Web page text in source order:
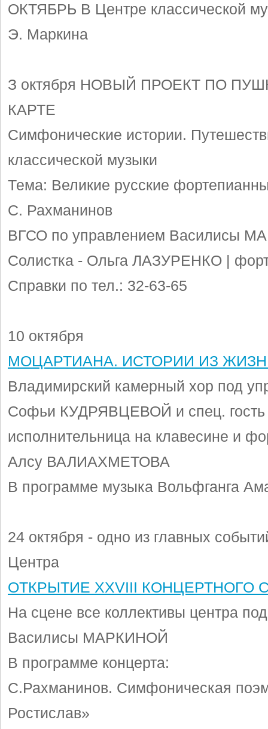
ОКТЯБРЬ В Центре классической
Э. Маркина
З октября НОВЫЙ ПРОЕКТ ПО
КАРТЕ
Симфонические истории.
классической музыки
Тема: Великие русские
С. Рахманинов
ВГСО по управлением Василисы
Солистка - Ольга ЛАЗУРЕНКО |
Справки по тел.: 32-63-65
10 октября
МОЦАРТИАНА. ИСТОРИИ ИЗ
Владимирский камерный хор под
Софьи КУДРЯВЦЕВОЙ и спец. гость
исполнительница на клавесине и
Алсу ВАЛИАХМЕТОВА
В программе музыка Вольфганга
24 октября - одно из главных
Центра
ОТКРЫТИЕ XXVIII КОНЦЕРТНОГО
На сцене все коллективы центра
Василисы МАРКИНОЙ
В программе концерта:
С.Рахманинов. Симфоническая
Ростислав»